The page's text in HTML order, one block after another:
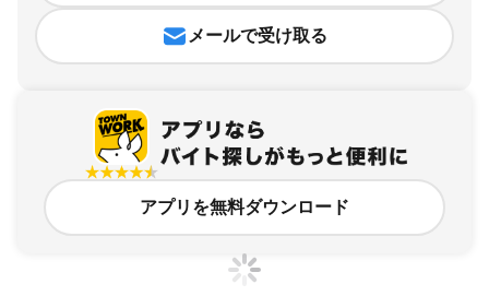
メールで受け取る
アプリを無料ダウンロード